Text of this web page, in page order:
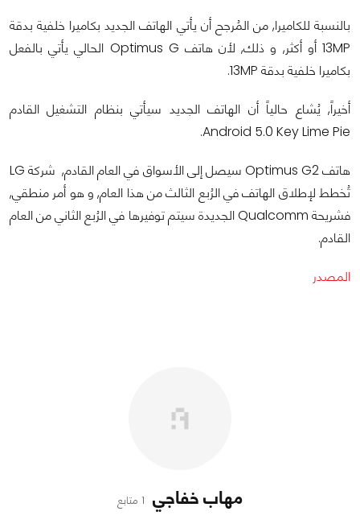
بالنسبة للكاميرا, من المُرجح أن يأتي الهاتف الجديد بكاميرا خلفية بدقة
13MP أو أكثر, و ذلك, لأن هاتف Optimus G الحالي يأتي بالفعل
بكاميرا خلفية بدقة 13MP.
أخيراً, يُشاع حالياً أن الهاتف الجديد سيأتي بنظام التشغيل القادم
Android 5.0 Key Lime Pie.
هاتف Optimus G2 سيصل إلى الأسواق في العام القادم, شركة LG
تُخطط لإطلاق الهاتف في الرُبع الثالث من هذا العام, و هو أمر منطقي,
فشريحة Qualcomm الجديدة سيتم توفيرها في الرُبع الثاني من العام
القادم.
المصدر
مهاب خفاجي 1 متابع